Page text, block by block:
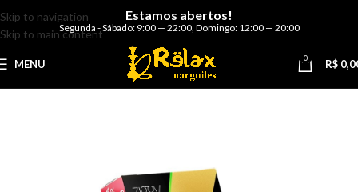
Skip to navigation
Skip to main content
Estamos abertos!
Segunda - Sábado: 9:00 — 22:00, Domingo: 12:00 — 20:00
MENU 0 R$